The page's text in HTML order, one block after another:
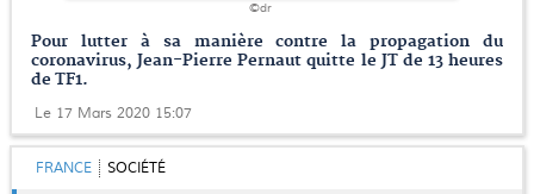
©dr
Pour lutter à sa manière contre la propagation du
coronavirus, Jean-Pierre Pernaut quitte le JT de 13 heures
de TF1.
Le 17 Mars 2020 15:07
FRANCE SOCIÉTÉ